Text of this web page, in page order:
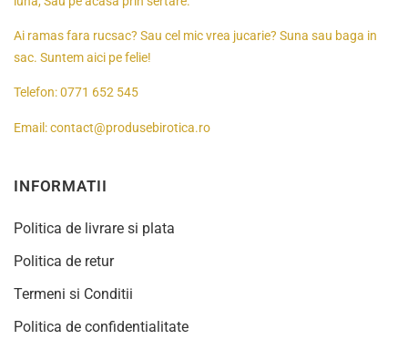
Ai ramas fara rucsac? Sau cel mic vrea jucarie? Suna sau baga in
sac. Suntem aici pe felie!
Telefon:0771 652 545
Email:contact@produsebirotica.ro
INFORMATII
Politica de livrare si plata
Politica de retur
Termeni si Conditii
Politica de confidentialitate